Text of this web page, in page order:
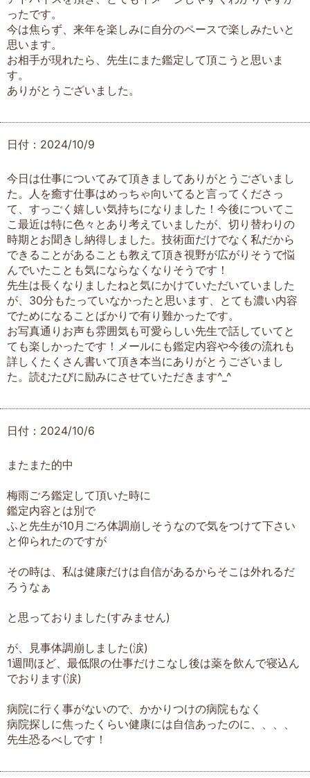
ったです。
今は焦らず、来年を楽しみに自分のペースで楽しみたいと
思います。
お相手が現れたら、先生にまた鑑定して頂こうと思いま
す。
ありがとうございました。
日付：2024/10/9
今日は仕事についてみて頂きましてありがとうございまし
た。人を癒す仕事はめっちゃ向いてると言ってくださっ
て、すっごく嬉しい気持ちになりました！今後についてこ
こ最近は特に色々とあり考えていましたが、切り替わりの
時期とお聞きし納得しました。技術面だけでなく私だから
できることがあることも教えて頂き視野が広がりそうで悩
んでいたことも気にならなくなりそうです！
先生は長くなりましたねと気にかけていただいていました
が、30分もたっていなかったと思います、とても濃い内容
でためになることばかりで有り難かったです。
お写真通りお声も雰囲気も可愛らしい先生で話していてと
ても楽しかったです！メールにも鑑定内容や今後の流れも
詳しくたくさん書いて頂き本当にありがとうございまし
た。読むたびに励みにさせていただきます^_^
日付：2024/10/6
またまた的中
梅雨ごろ鑑定して頂いた時に
鑑定内容とは別で
ふと先生が10月ごろ体調崩しそうなので気をつけて下さい
と仰られたのですが
その時は、私は健康だけは自信があるからそこは外れるだ
ろうなぁ
と思っておりました(すみません)
が、見事体調崩しました(涙)
1週間ほど、最低限の仕事だけこなし後は薬を飲んで寝込ん
でおります(涙)
病院に行く事がないので、かかりつけの病院もなく
病院探しに焦ったくらい健康には自信あったのに、、、、
先生恐るべしです！